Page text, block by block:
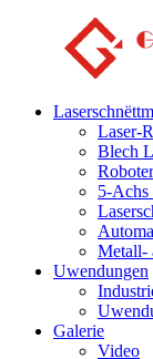
Laser-
Blech
5-Achs
Metall-
Uwendungen
Galerie
Video